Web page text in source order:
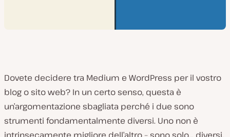
Dovete decidere tra Medium e WordPress per il vostro
blog o sito web? In un certo senso, questa è
un’argomentazione sbagliata perché i due sono
strumenti fondamentalmente diversi. Uno non è